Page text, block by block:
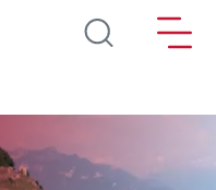
al contenido principal